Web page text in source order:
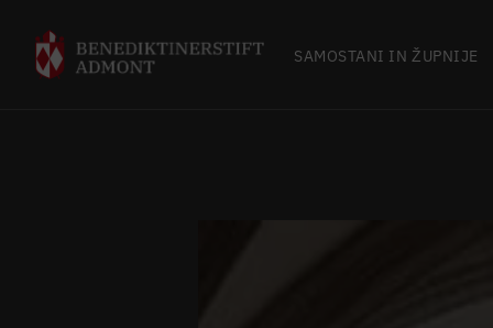
SAMOSTANI IN ŽUPNIJE